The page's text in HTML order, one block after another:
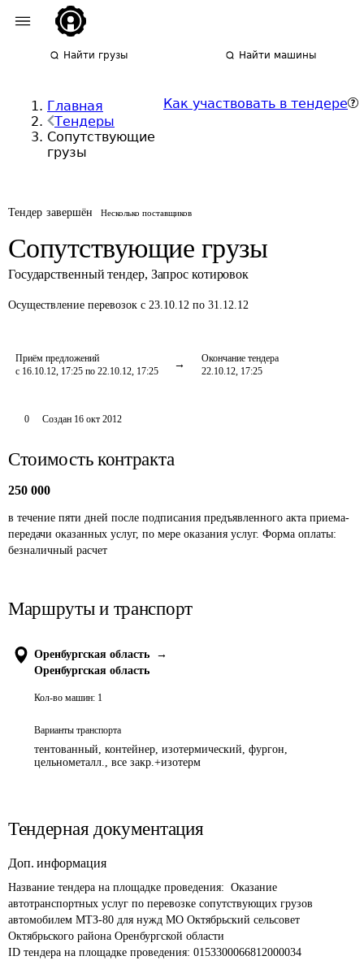
Найти грузы Найти машины
Главная
Тендеры
Сопутствующие
грузы
Как участвовать в тендере
Тендер завершён Несколько поставщиков
Сопутствующие грузы
Государственный тендер, Запрос котировок
Осуществление перевозок с 23.10.12 по 31.12.12
Приём предложений
с 16.10.12, 17:25 по 22.10.12, 17:25
Окончание тендера
22.10.12, 17:25
0 Создан 16 окт 2012
Стоимость контракта
250 000
в течение пяти дней после подписания предъявленного акта приема-
передачи оказанных услуг, по мере оказания услуг. Форма оплаты:
безналичный расчет
Маршруты и транспорт
Оренбургская область
→
Оренбургская область
Кол-во машин: 1
Варианты транспорта
тентованный, контейнер, изотермический, фургон,
цельнометалл., все закр.+изотерм
Тендерная документация
Доп. информация
Название тендера на площадке проведения: Оказание
автотранспортных услуг по перевозке сопутствующих грузов
автомобилем МТЗ-80 для нужд МО Октябрьский сельсовет
Октябрьского района Оренбургской области
ID тендера на площадке проведения: 0153300066812000034